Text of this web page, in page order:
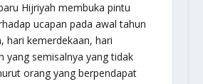
Hijriyah membuka pintu
ucapan pada awal tahun
hari kemerdekaan, hari
yang semisalnya yang tidak
orang yang berpendapat